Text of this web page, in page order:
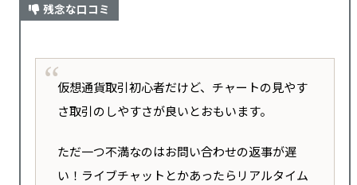
SAFU（安全）」と明言。
録画ではなくリアルタイム配信。FUDを防ぎ、
透明性を強調。
④ 冷静かつプロフェッショナル
残念な口コミ
仮想通貨取引初心者だけど、チャートの見やす
さ取引のしやすさが良いとおもいます。
ただ一つ不満なのはお問い合わせの返事が遅
い！ライブチャットとかあったらリアルタイム